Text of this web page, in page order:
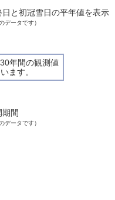
と初冠雪日の平年値を表示
データです）
年間の観測値
ます。
間
データです）